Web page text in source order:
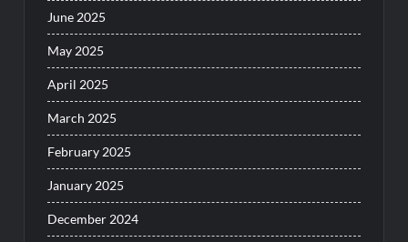
June 2025
May 2025
April 2025
March 2025
February 2025
January 2025
December 2024